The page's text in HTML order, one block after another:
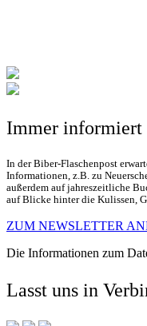
Immer informiert
In der Biber-Flaschenpost
Informationen, z.B. zu
außerdem auf jahreszeitliche
auf Blicke hinter die Kulissen,
ZUM NEWSLETTER
Die Informationen zum
Lasst uns in